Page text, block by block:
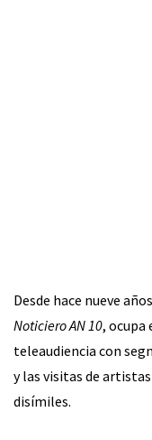
Desde hace nueve años
Noticiero AN 10, ocupa
teleaudiencia con
y las visitas de
disímiles.